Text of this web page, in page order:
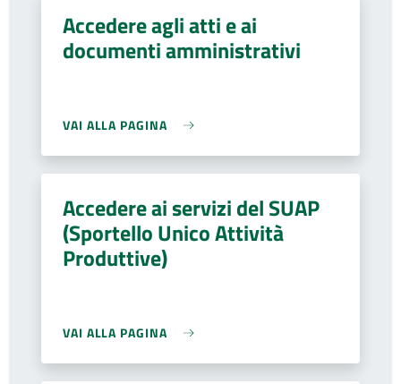
Accedere agli atti e ai
documenti amministrativi
VAI ALLA PAGINA
Accedere ai servizi del SUAP
(Sportello Unico Attività
Produttive)
VAI ALLA PAGINA